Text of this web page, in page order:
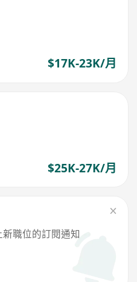
$17K-23K/月
$25K-27K/月
職位的訂閱通知